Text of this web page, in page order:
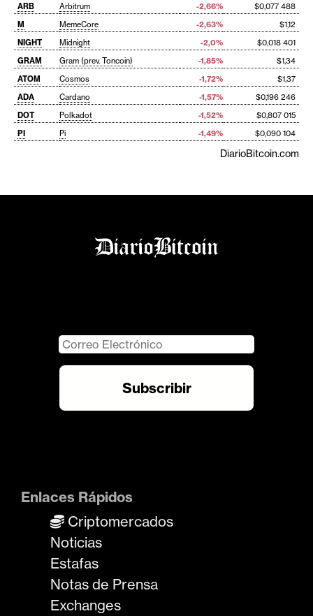
ARB Arbitrum -2,66%
$0,077 488
M
MemeCore -2,63%
$1,12
NIGHT
Midnight -2,0%
$0,018 401
GRAM
Gram (prev. Toncoin) -1,85%
$1,34
ATOM
Cosmos -1,72%
$1,37
ADA
Cardano -1,57%
$0,196 246
DOT
Polkadot -1,52%
$0,807 015
PI
Pi -1,49% $0,090 104
DiarioBitcoin.com
Enlaces Rápidos
Criptomercados
Noticias
Estafas
Notas de Prensa
Exchanges